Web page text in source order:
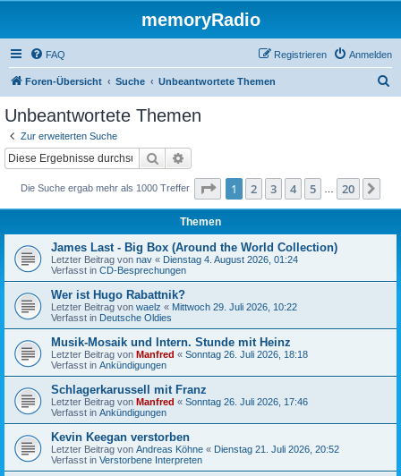
memoryRadio
FAQ Anmelden
Registrieren
Foren-Übersicht Suche Unbeantwortete Themen
Unbeantwortete Themen
Zur erweiterten Suche
Suche
Die Suche ergab mehr als 1000 Treffer Seite 1von 20
1 2 3 4 5 20
Themen
James Last - Big Box (Around the World Collection)
Letzter Beitrag von nav « Dienstag 4. August 2026, 01:24
Verfasst in CD-Besprechungen
Wer ist Hugo Rabattnik?
Letzter Beitrag von waelz « Mittwoch 29. Juli 2026, 10:22
Verfasst in Deutsche Oldies
Musik-Mosaik und Intern. Stunde mit Heinz
Letzter Beitrag von Manfred « Sonntag 26. Juli 2026, 18:18
Verfasst in Ankündigungen
Schlagerkarussell mit Franz
Letzter Beitrag von Manfred « Sonntag 26. Juli 2026, 17:46
Verfasst in Ankündigungen
Kevin Keegan verstorben
Letzter Beitrag von Andreas Köhne « Dienstag 21. Juli 2026, 20:52
Verfasst in Verstorbene Interpreten